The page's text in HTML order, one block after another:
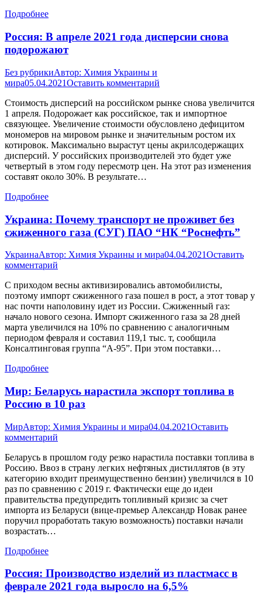
Подробнее
Россия: В апреле 2021 года дисперсии снова
подорожают
Без рубрикиАвтор: Химия Украины и
мира05.04.2021Оставить комментарий
Стоимость дисперсий на российском рынке снова увеличится
1 апреля. Подорожает как российское, так и импортное
связующее. Увеличение стоимости обусловлено дефицитом
мономеров на мировом рынке и значительным ростом их
котировок. Максимально вырастут цены акрилсодержащих
дисперсий. У российских производителей это будет уже
четвертый в этом году пересмотр цен. На этот раз изменения
составят около 30%. В результате…
Подробнее
Украина: Почему транспорт не проживет без
сжиженного газа (СУГ) ПАО “НК “Роснефть”
УкраинаАвтор: Химия Украины и мира04.04.2021Оставить
комментарий
С приходом весны активизировались автомобилисты,
поэтому импорт сжиженного газа пошел в рост, а этот товар у
нас почти наполовину идет из России. Сжиженный газ:
начало нового сезона. Импорт сжиженного газа за 28 дней
марта увеличился на 10% по сравнению с аналогичным
периодом февраля и составил 119,1 тыс. т, сообщила
Консалтинговая группа “А-95”. При этом поставки…
Подробнее
Мир: Беларусь нарастила экспорт топлива в
Россию в 10 раз
МирАвтор: Химия Украины и мира04.04.2021Оставить
комментарий
Беларусь в прошлом году резко нарастила поставки топлива в
Россию. Ввоз в страну легких нефтяных дистиллятов (в эту
категорию входит преимущественно бензин) увеличился в 10
раз по сравнению с 2019 г. Фактически еще до идеи
правительства предупредить топливный кризис за счет
импорта из Беларуси (вице-премьер Александр Новак ранее
поручил проработать такую возможность) поставки начали
возрастать…
Подробнее
Россия: Производство изделий из пластмасс в
феврале 2021 года выросло на 6,5%